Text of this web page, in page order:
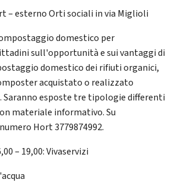
– esterno Orti sociali in via Miglioli
domestico per
sull'opportunità e sui vantaggi di
domestico dei rifiuti organici,
acquistato o realizzato
esposte tre tipologie differenti
materiale informativo. Su
Hort 3779874992.
– 19,00: Vivaservizi